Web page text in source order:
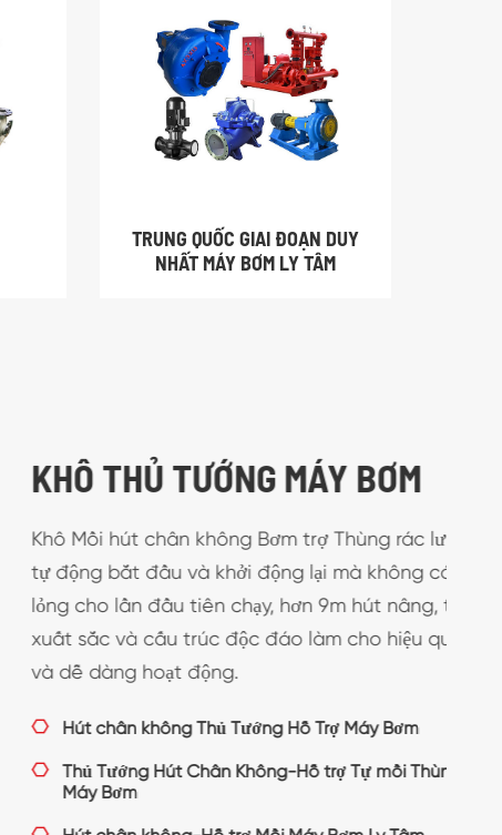
TRUNG QUỐC GIAI ĐOẠN DUY
NHẤT MÁY BƠM LY TÂM
MÁY BƠM
Bơm trợ Thùng rác lưu lượng
động lại mà không có chất
chạy, hơn 9m hút nâng, thiết kế
độc đáo làm cho hiệu quả cao
Tướng Hỗ Trợ Máy Bơm
Không-Hỗ trợ Tự mồi Thùng Rác